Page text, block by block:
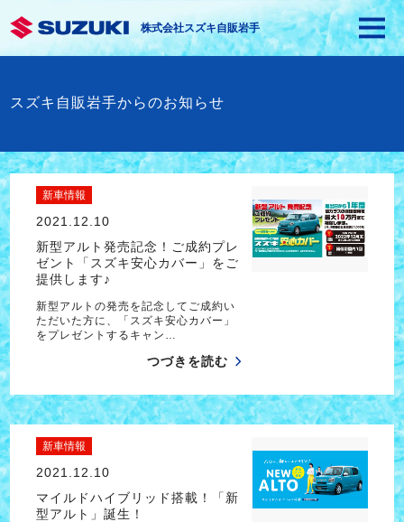
株式会社スズキ自販岩手
スズキ自販岩手からのお知らせ
新車情報
2021.12.10
新型アルト発売記念！ご成約プレ
ゼント「スズキ安心カバー」をご
提供します♪
新型アルトの発売を記念してご成約い
ただいた方に、「スズキ安心カバー」
をプレゼントするキャン…
つづきを読む
新車情報
2021.12.10
マイルドハイブリッド搭載！「新
型アルト」誕生！